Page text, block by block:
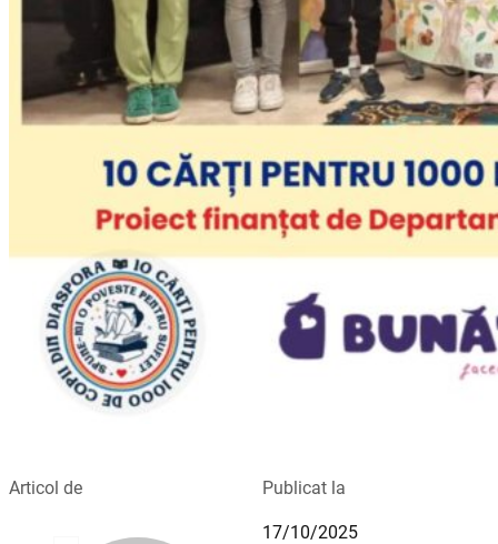
Articol de Publicat la
17/10/2025